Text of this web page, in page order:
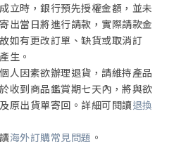
立時，銀行預先授權金額，並未
出當日將進行請款，實際請款金
如有更改訂單、缺貨或取消訂
生。
人因素欲辦理退貨，請維持產品
收到商品鑑賞期七天內，將與欲
原出貨單寄回。詳細可閱讀退換
海外訂購常見問題 。